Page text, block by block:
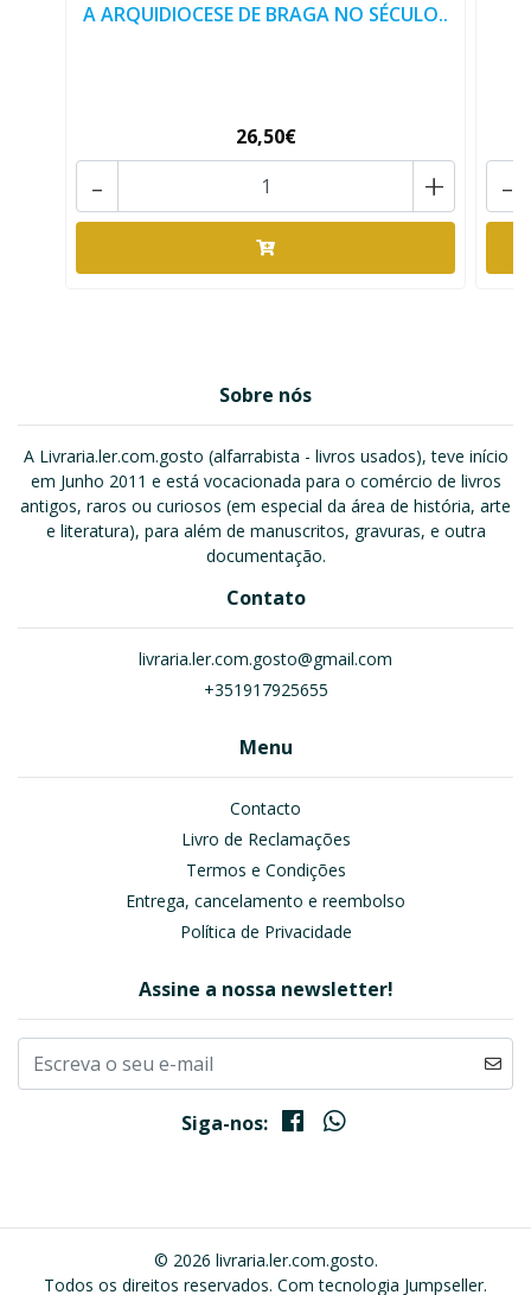
A ARQUIDIOCESE DE BRAGA NO SÉCULO..
26,50€
+
- -
Sobre nós
A Livraria.ler.com.gosto (alfarrabista - livros usados), teve início
em Junho 2011 e está vocacionada para o comércio de livros
antigos, raros ou curiosos (em especial da área de história, arte
e literatura), para além de manuscritos, gravuras, e outra
documentação.
Contato
livraria.ler.com.gosto@gmail.com
+351917925655
Menu
Contacto
Livro de Reclamações
Termos e Condições
Entrega, cancelamento e reembolso
Política de Privacidade
Assine a nossa newsletter!
Siga-nos:
© 2026 livraria.ler.com.gosto.
Todos os direitos reservados. Com tecnologia Jumpseller.